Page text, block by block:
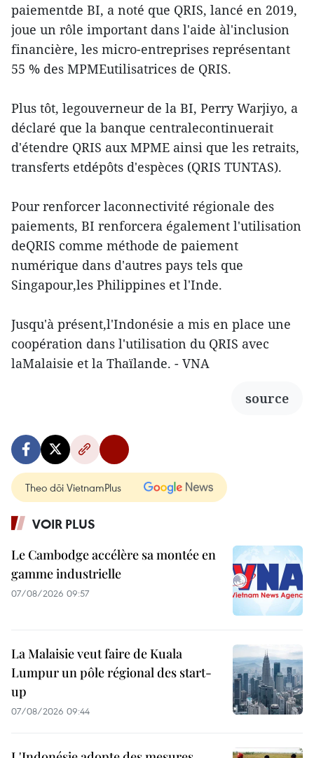
paiementde BI, a noté que QRIS, lancé en 2019,
joue un rôle important dans l'aide àl'inclusion
financière, les micro-entreprises représentant
55 % des MPMEutilisatrices de QRIS.
Plus tôt, legouverneur de la BI, Perry Warjiyo, a
déclaré que la banque centralecontinuerait
d'étendre QRIS aux MPME ainsi que les retraits,
transferts etdépôts d'espèces (QRIS TUNTAS).
Pour renforcer laconnectivité régionale des
paiements, BI renforcera également l'utilisation
deQRIS comme méthode de paiement
numérique dans d'autres pays tels que
Singapour,les Philippines et l'Inde.
Jusqu'à présent,l'Indonésie a mis en place une
coopération dans l'utilisation du QRIS avec
laMalaisie et la Thaïlande. - VNA
source
Theo dõi VietnamPlus
VOIR PLUS
Le Cambodge accélère sa montée en
gamme industrielle
07/08/2026 09:57
La Malaisie veut faire de Kuala
Lumpur un pôle régional des start-
up
07/08/2026 09:44